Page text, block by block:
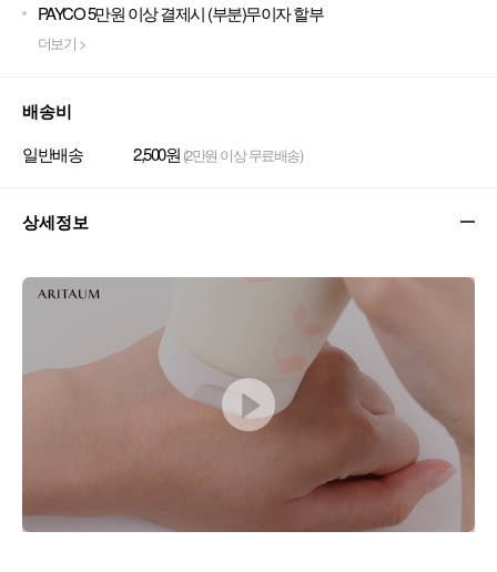
PAYCO 5만원 이상 결제시 (부분)무이자 할부
더보기 >
배송비
일반배송 2,500원 (2만원 이상 무료배송)
상세정보